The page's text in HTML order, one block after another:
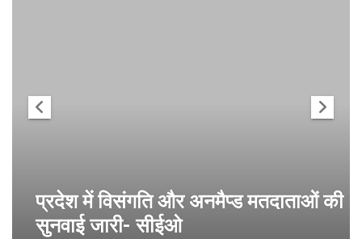
प्रदेश में विसंगति और अनमैप्ड मतदाताओं की
सुनवाई जारी- सीईओ